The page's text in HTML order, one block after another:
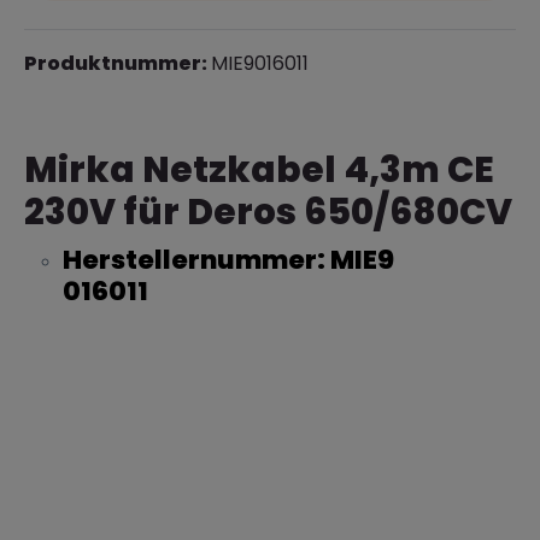
Produktnummer: MIE9016011
Mirka Netzkabel 4,3m CE
230V für Deros 650/680CV
Herstellernummer: MIE9
016011